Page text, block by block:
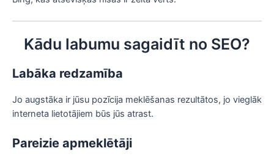
Kādu labumu sagaidīt no SEO?
Labāka redzamība
Jo augstāka ir jūsu pozīcija meklēšanas rezultātos, jo vieglāk
interneta lietotājiem būs jūs atrast.
Pareizie apmeklētāji